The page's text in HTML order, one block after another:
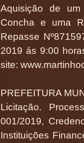
Aquisição de um
Concha e uma
Repasse
2019 ás 9:00
site:
PREFEITURA
Licitação.
001/2019,
Instituições